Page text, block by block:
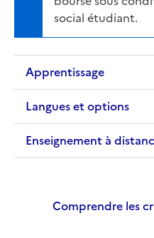
social étudiant.
Apprentissage
Langues et options
Enseignement à
Comprendre les